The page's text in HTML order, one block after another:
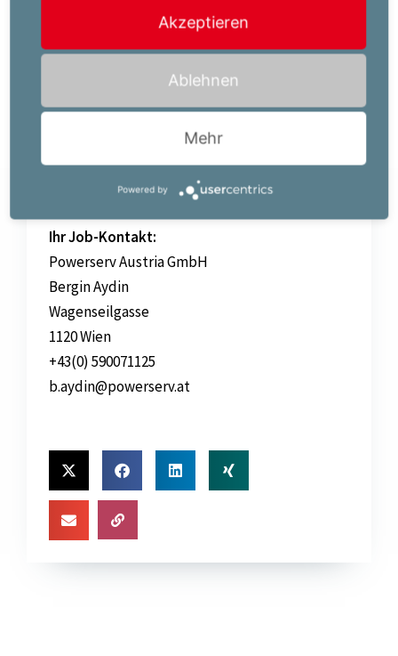
Mindestverdienst beträgt EUR 2960,00 pro Monat auf
Basis Vollzeitbeschäftigung.
Jetzt bewerben!
Ihr Job-Kontakt:
Powerserv Austria GmbH
Bergin Aydin
Wagenseilgasse
1120 Wien
+43(0) 590071125
b.aydin@powerserv.at
Akzeptieren
Ablehnen
Mehr
Powered by